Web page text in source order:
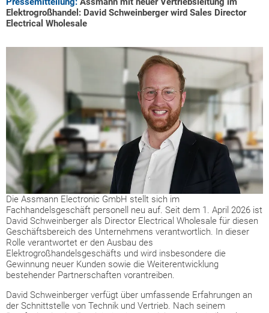
Elektrogroßhandel: David Schweinberger wird Sales Director
Electrical Wholesale
Die Assmann Electronic GmbH stellt sich im
Fachhandelsgeschäft personell neu auf. Seit dem 1. April 2026 ist
David Schweinberger als Director Electrical Wholesale für diesen
Geschäftsbereich des Unternehmens verantwortlich. In dieser
Rolle verantwortet er den Ausbau des
Elektrogroßhandelsgeschäfts und wird insbesondere die
Gewinnung neuer Kunden sowie die Weiterentwicklung
bestehender Partnerschaften vorantreiben.
David Schweinberger verfügt über umfassende Erfahrungen an
der Schnittstelle von Technik und Vertrieb. Nach seinem